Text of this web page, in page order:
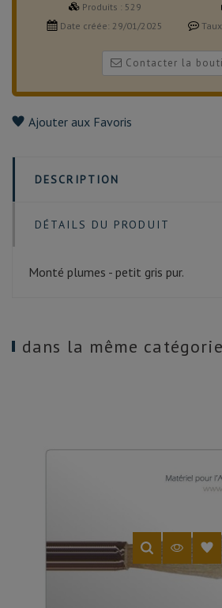
Produits : 529
Date créée: 29/01/2025
Contacter la
Ajouter aux Favoris
DESCRIPTION
DÉTAILS DU PRODUIT
Monté plumes - petit gris pur.
dans la même catégorie